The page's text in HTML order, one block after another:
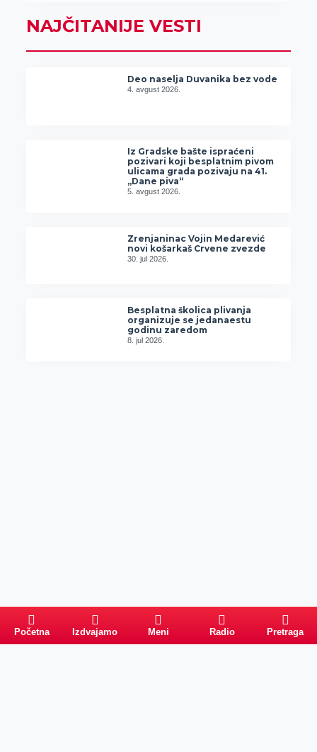
NAJČITANIJE VESTI
Deo naselja Duvanika bez vode
4. avgust 2026.
Iz Gradske bašte ispraćeni
pozivari koji besplatnim pivom
ulicama grada pozivaju na 41.
„Dane piva“
5. avgust 2026.
Zrenjaninac Vojin Medarević
novi košarkaš Crvene zvezde
30. jul 2026.
Besplatna školica plivanja
organizuje se jedanaestu
godinu zaredom
8. jul 2026.
Početna Izdvajamo Meni Radio Pretraga